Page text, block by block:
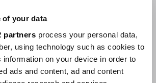
of your data
partners process your personal data,
using technology such as cookies to
on your device in order to
ads and content, ad and content